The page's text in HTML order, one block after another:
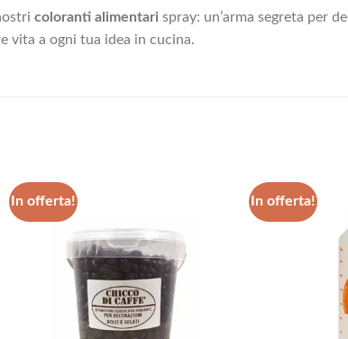
coloranti alimentari spray: un’arma segreta per
vita a ogni tua idea in cucina.
In offerta!
desideri
In offerta!